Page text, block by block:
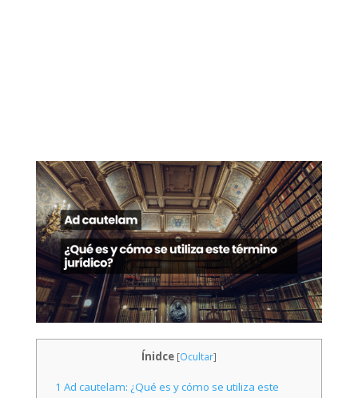
Ínidce [Ocultar]
1 Ad cautelam: ¿Qué es y cómo se utiliza este